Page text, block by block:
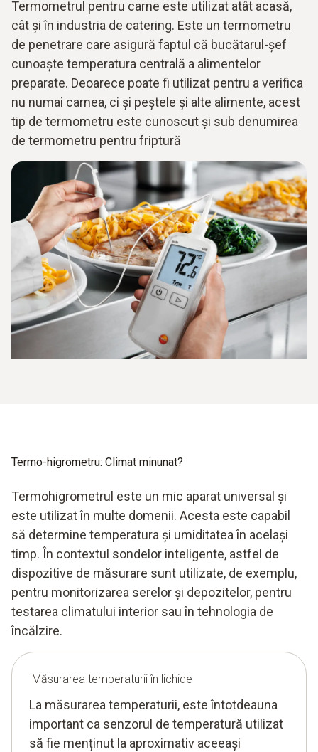
Termometrul pentru carne este utilizat atât acasă,
cât și în industria de catering. Este un termometru
de penetrare care asigură faptul că bucătarul-șef
cunoaște temperatura centrală a alimentelor
preparate. Deoarece poate fi utilizat pentru a verifica
nu numai carnea, ci și peștele și alte alimente, acest
tip de termometru este cunoscut și sub denumirea
de termometru pentru friptură
Termo-higrometru: Climat minunat?
Termohigrometrul este un mic aparat universal și
este utilizat în multe domenii. Acesta este capabil
să determine temperatura și umiditatea în același
timp. În contextul sondelor inteligente, astfel de
dispozitive de măsurare sunt utilizate, de exemplu,
pentru monitorizarea serelor și depozitelor, pentru
testarea climatului interior sau în tehnologia de
încălzire.
Măsurarea temperaturii în lichide
La măsurarea temperaturii, este întotdeauna
important ca senzorul de temperatură utilizat
să fie menținut la aproximativ aceeași